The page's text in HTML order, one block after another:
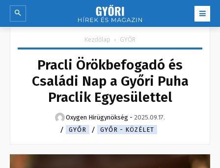
Kezdőlap GYŐR
Pracli Örökbefogadó és
Családi Nap a Győri Puha
Praclik Egyesülettel
Oxygen Hirügynökség - 2025.09.17.
GYŐR
GYŐR - KÖZÉLET